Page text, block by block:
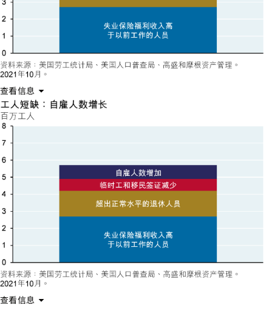
查看信息
查看信息